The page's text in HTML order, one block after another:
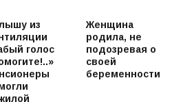
из
голос
Женщина
родила, не
подозревая о
своей
беременности